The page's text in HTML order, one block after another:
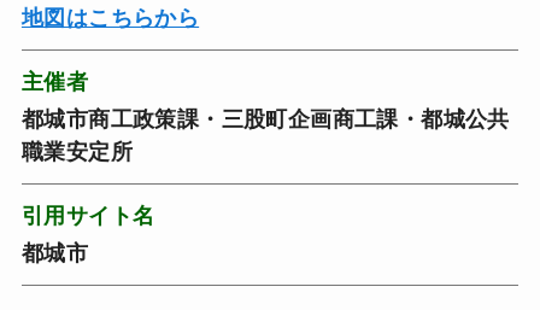
地図はこちらから
主催者
都城市商工政策課・三股町企画商工課・都城公共
職業安定所
引用サイト名
都城市